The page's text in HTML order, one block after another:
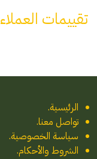
تقييمات العملاء
الرئيسية.
تواصل معنا.
سياسة الخصوصية.
الشروط والأحكام.